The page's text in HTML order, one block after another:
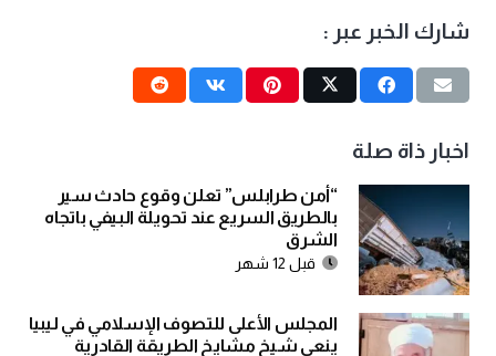
شارك الخبر عبر :
اخبار ذاة صلة
“أمن طرابلس” تعلن وقوع حادث سير
بالطريق السريع عند تحويلة البيفي باتجاه
الشرق
قبل 12 شهر
المجلس الأعلى للتصوف الإسلامي في ليبيا
ينعى شيخ مشايخ الطريقة القادرية